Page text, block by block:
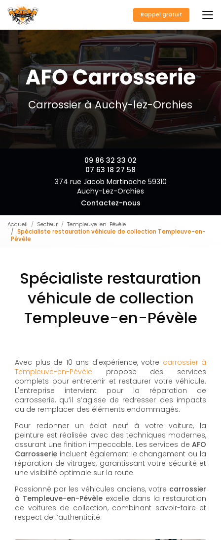
au
contenu
principal
Rappel gratuit
Carrossier à Auchy-lez-Orchies
09 86 32 33 02
07 63 18 27 58
374 rue Jacob Martinache 59310
Auchy-Lez-Orchies
Contactez-nous
Accueil Secteur
Templeuve-en-Pévèle
Spécialiste restauration véhicule de collection Templeuve-en-
Pévèle
Spécialiste restauration
véhicule de collection
Templeuve-en-Pévèle
Avec plus de 10 ans d'expérience, votre carrossier à
Templeuve-en-Pévèle propose des services
complets pour entretenir et restaurer votre véhicule.
L'entreprise intervient pour la réparation de
carrosserie, qu’il s’agisse de redresser des impacts
ou de remplacer des éléments endommagés.
Pour redonner un éclat neuf à votre voiture, la
peinture est réalisée avec des techniques modernes,
assurant une finition impeccable. Les services de AFO
Carrosserie incluent également le changement ou la
réparation de vitrages, garantissant votre sécurité et
une visibilité optimale sur la route.
Passionné par les véhicules anciens, votre carrossier
à Templeuve-en-Pévèle excelle dans la restauration
de voitures de collection, combinant savoir-faire et
respect de l’authenticité.